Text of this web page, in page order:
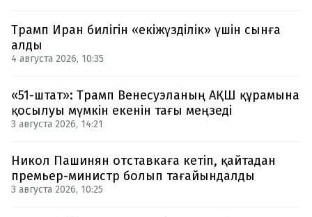
Трамп Иран билігін «екіжүзділік» үшін сынға
алды
4 августа 2026, 10:35
«51-штат»: Трамп Венесуэланың АҚШ құрамына
қосылуы мүмкін екенін тағы меңзеді
3 августа 2026, 14:21
Никол Пашинян отставкаға кетіп, қайтадан
премьер-министр болып тағайындалды
3 августа 2026, 10:25